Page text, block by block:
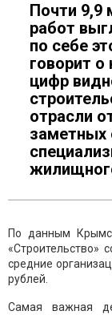
Почти 9,9
работ
по себе
говорит о
цифр
отрасли
заметных
По данным
«Строительство»
средние
рублей.
Самая важная